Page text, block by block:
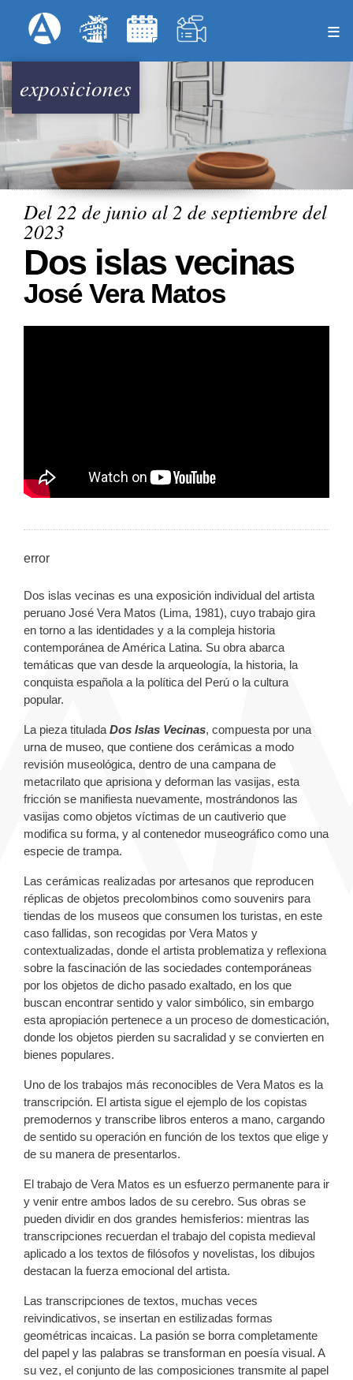
al
Menú Superior
exposiciones
Del 22 de junio al 2 de septiembre del
2023
Dos islas vecinas
José Vera Matos
error
Dos islas vecinas es una exposición individual del artista
peruano José Vera Matos (Lima, 1981), cuyo trabajo gira
en torno a las identidades y a la compleja historia
contemporánea de América Latina. Su obra abarca
temáticas que van desde la arqueología, la historia, la
conquista española a la política del Perú o la cultura
popular.
La pieza titulada Dos Islas Vecinas, compuesta por una
urna de museo, que contiene dos cerámicas a modo
revisión museológica, dentro de una campana de
metacrilato que aprisiona y deforman las vasijas, esta
fricción se manifiesta nuevamente, mostrándonos las
vasijas como objetos víctimas de un cautiverio que
modifica su forma, y al contenedor museográfico como una
especie de trampa.
Las cerámicas realizadas por artesanos que reproducen
réplicas de objetos precolombinos como souvenirs para
tiendas de los museos que consumen los turistas, en este
caso fallidas, son recogidas por Vera Matos y
contextualizadas, donde el artista problematiza y reflexiona
sobre la fascinación de las sociedades contemporáneas
por los objetos de dicho pasado exaltado, en los que
buscan encontrar sentido y valor simbólico, sin embargo
esta apropiación pertenece a un proceso de domesticación,
donde los objetos pierden su sacralidad y se convierten en
bienes populares.
Uno de los trabajos más reconocibles de Vera Matos es la
transcripción. El artista sigue el ejemplo de los copistas
premodernos y transcribe libros enteros a mano, cargando
de sentido su operación en función de los textos que elige y
de su manera de presentarlos.
El trabajo de Vera Matos es un esfuerzo permanente para ir
y venir entre ambos lados de su cerebro. Sus obras se
pueden dividir en dos grandes hemisferios: mientras las
transcripciones recuerdan el trabajo del copista medieval
aplicado a los textos de filósofos y novelistas, los dibujos
destacan la fuerza emocional del artista.
Las transcripciones de textos, muchas veces
reivindicativos, se insertan en estilizadas formas
geométricas incaicas. La pasión se borra completamente
del papel y las palabras se transforman en poesía visual. A
su vez, el conjunto de las composiciones transmite al papel